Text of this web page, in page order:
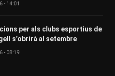
- 14:01
per als clubs esportius de
s’obrirà al setembre
- 08:19